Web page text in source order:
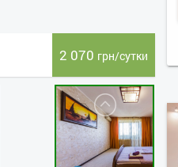
2 070 грн/сутки